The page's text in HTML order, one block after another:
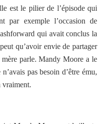
est le pilier de l’épisode qui
par exemple l’occasion de
qui avait conclus la
qu’avoir envie de partager
mère parle. Mandy Moore a le
pas besoin d’être ému,
vraiment.